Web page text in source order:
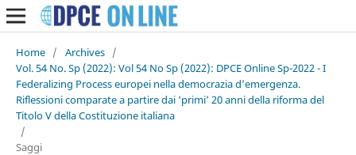
Home / Archives /
Vol. 54 No. Sp (2022): Vol 54 No Sp (2022): DPCE Online Sp-2022 - I
Federalizing Process europei nella democrazia d’emergenza.
Riflessioni comparate a partire dai ‘primi’ 20 anni della riforma del
Titolo V della Costituzione italiana
/
Saggi